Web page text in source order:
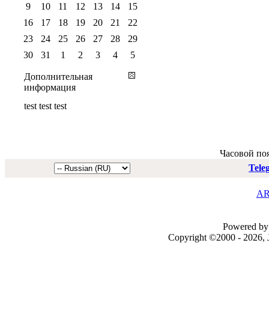
9
10 11 12 13 14
15
16
17 18 19 20 21
22
23
24 25 26 27 28
29
30
31 1 2 3 4 5
Дополнительная
информация
test test test
Часовой
Powered
Copyright ©2000 - 2026,